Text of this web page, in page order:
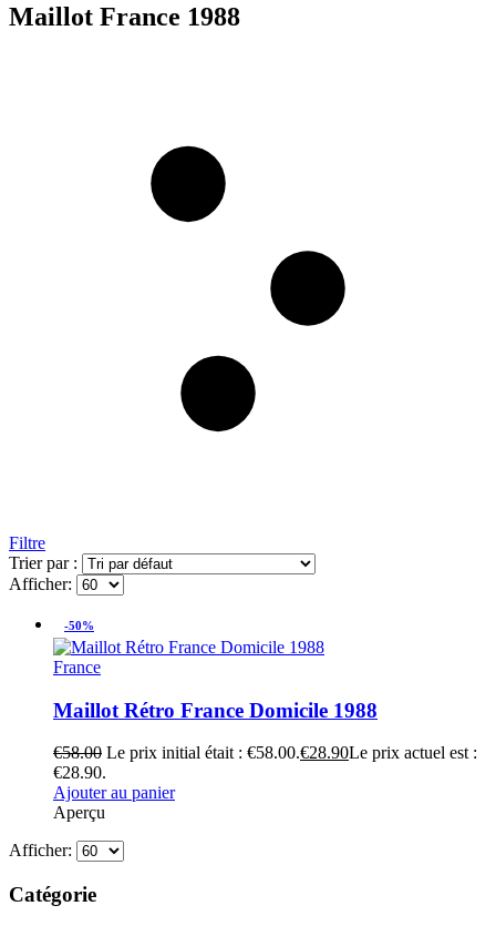
Maillot France 1988
Filtre
Trier par :
Afficher:
-50%
France
Maillot Rétro France Domicile 1988
€58.00 Le prix initial était : €58.00.€28.90Le prix actuel est :
€28.90.
Ajouter au panier
Aperçu
Afficher:
Catégorie